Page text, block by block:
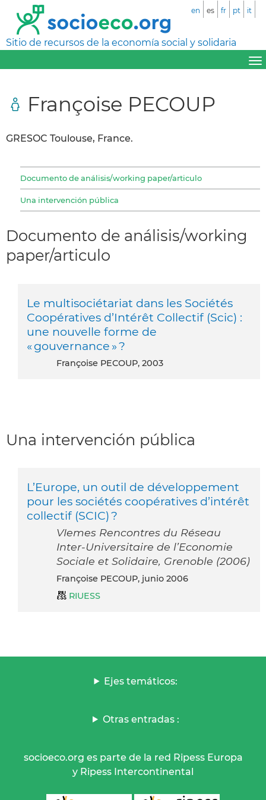
Sitio de recursos de la economía social y solidaria
en es fr pt it
Françoise PECOUP
GRESOC Toulouse, France.
Documento de análisis/working paper/articulo
Una intervención pública
Documento de análisis/working
paper/articulo
Le multisociétariat dans les Sociétés
Coopératives d’Intérêt Collectif (Scic) :
une nouvelle forme de
« gouvernance » ?
Françoise PECOUP, 2003
Una intervención pública
L’Europe, un outil de développement
pour les sociétés coopératives d’intérêt
collectif (SCIC) ?
VIemes Rencontres du Réseau
Inter-Universitaire de l’Economie
Sociale et Solidaire, Grenoble (2006)
Françoise PECOUP, junio 2006
RIUESS
Ejes temáticos:
Otras entradas :
socioeco.org es parte de la red Ripess Europa
y Ripess Intercontinental